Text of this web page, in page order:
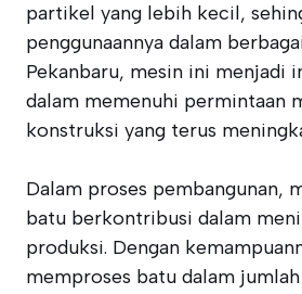
partikel yang lebih kecil,
penggunaannya dalam
Pekanbaru, mesin ini menjadi
dalam memenuhi permintaan
konstruksi yang terus
Dalam proses pembangunan,
batu berkontribusi dalam
produksi. Dengan
memproses batu dalam